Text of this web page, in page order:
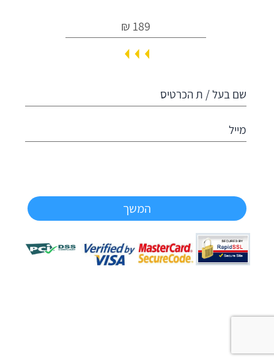
שם בעל / ת הכרטיס
מייל
המשך